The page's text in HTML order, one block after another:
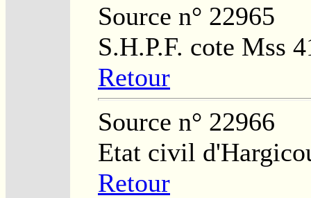
Source n° 22965
S.H.P.F. cote Mss
Retour
Source n° 22966
Etat civil
Retour